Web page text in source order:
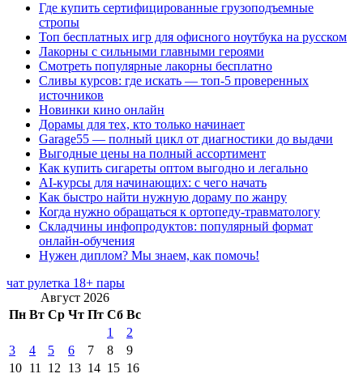
Где купить сертифицированные грузоподъемные
стропы
Топ бесплатных игр для офисного ноутбука на русском
Лакорны с сильными главными героями
Смотреть популярные лакорны бесплатно
Сливы курсов: где искать — топ-5 проверенных
источников
Новинки кино онлайн
Дорамы для тех, кто только начинает
Garage55 — полный цикл от диагностики до выдачи
Выгодные цены на полный ассортимент
Как купить сигареты оптом выгодно и легально
AI-курсы для начинающих: с чего начать
Как быстро найти нужную дораму по жанру
Когда нужно обращаться к ортопеду-травматологу
Складчины инфопродуктов: популярный формат
онлайн-обучения
Нужен диплом? Мы знаем, как помочь!
чат рулетка 18+ пары
Август 2026
Пн Вт Ср Чт Пт Сб Вс
1
2
3
4 5 6 7 8
9
10 11 12 13 14 15 16